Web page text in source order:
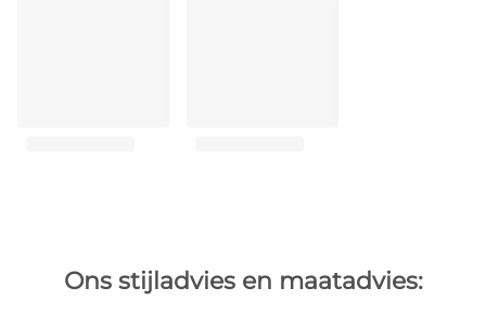
Ons stijladvies en maatadvies: